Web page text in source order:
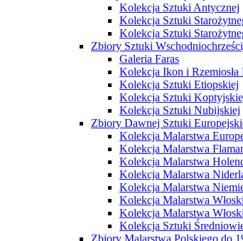
Kolekcja Sztuki Antycznej
Kolekcja Sztuki
Kolekcja Sztuki
Zbiory Sztuki
Galeria Faras
Kolekcja Ikon i
Kolekcja Sztuki Etiopskiej
Kolekcja Sztuki
Kolekcja Sztuki Nubijskiej
Zbiory Dawnej Sztuki
Kolekcja Malarstwa
Kolekcja Malarstwa
Kolekcja Malarstwa
Kolekcja Malarstwa
Kolekcja Malarstwa
Kolekcja Malarstwa
Kolekcja Malarstwa
Kolekcja Sztuki
Zbiory Malarstwa Polskiego do